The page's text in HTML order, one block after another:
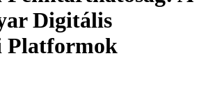
Digitális
Platformok